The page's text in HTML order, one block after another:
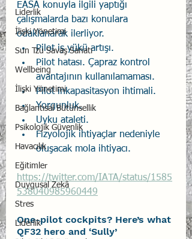
Liderlik
İlişki Yönetimi
Sun Tzu Savaş Sanatı
Wellbeing
İlişki Yönetimi
Bağlantısal Bütünsellik
Psikolojik Güvenlik
Havacılık
Eğitimler
Duygusal Zekâ
Stres
Liderlik
EASA konuyla ilgili yaptığı
çalışmalarda bazı konulara
odaklanarak ilerliyor.
Pilot iş yükü artışı.
Pilot hatası. Çapraz kontrol
avantajının kullanılamaması.
Pilot inkapasitasyon ihtimali.
Yorgunluk.
Uyku ataleti.
Fizyolojik ihtiyaçlar nedeniyle
oluşacak mola ihtiyacı.
https://twitter.com/IATA/status/1585
538040985960449
One-pilot cockpits? Here’s what
QF32 hero and ‘Sully’